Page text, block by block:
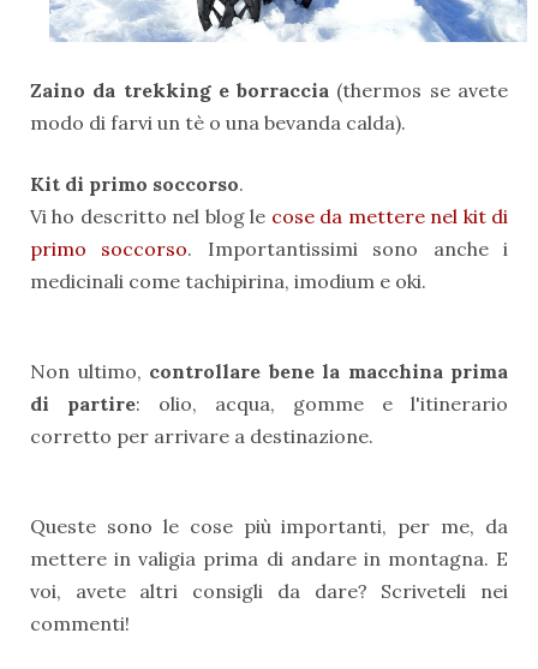
Zaino da trekking e borraccia (thermos se avete
modo di farvi un tè o una bevanda calda).
Kit di primo soccorso.
Vi ho descritto nel blog le cose da mettere nel kit di
primo soccorso. Importantissimi sono anche i
medicinali come tachipirina, imodium e oki.
Non ultimo, controllare bene la macchina prima
di partire: olio, acqua, gomme e l'itinerario
corretto per arrivare a destinazione.
Queste sono le cose più importanti, per me, da
mettere in valigia prima di andare in montagna. E
voi, avete altri consigli da dare? Scriveteli nei
commenti!